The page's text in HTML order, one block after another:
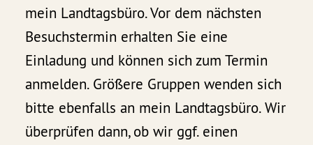
mein Landtagsbüro. Vor dem nächsten
Besuchstermin erhalten Sie eine
Einladung und können sich zum Termin
anmelden. Größere Gruppen wenden sich
bitte ebenfalls an mein Landtagsbüro. Wir
überprüfen dann, ob wir ggf. einen